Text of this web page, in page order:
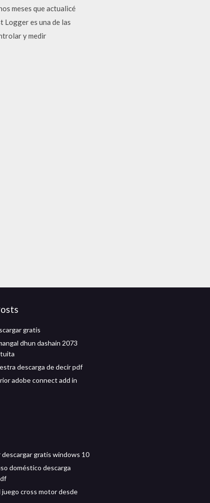
meses que actualicé
Logger es una de las
y medir
gratis
dhun dashain 2073
descarga de decir pdf
adobe connect add in
descargar gratis windows 10
doméstico descarga
juego cross motor desde